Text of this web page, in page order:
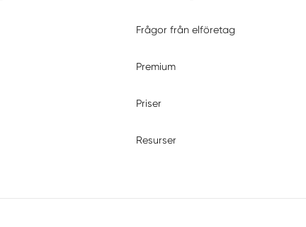
Frågor från elföretag
Premium
Priser
Resurser